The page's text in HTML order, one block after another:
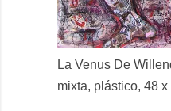
La Venus De
mixta, plástico, 48